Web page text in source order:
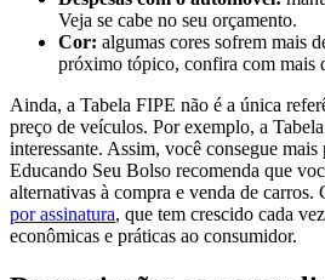
Veja se cabe no seu orçamento.
Cor: algumas cores sofrem mais
próximo tópico, confira com mais
Ainda, a Tabela FIPE não é a única
preço de veículos. Por exemplo, a
interessante. Assim, você consegue
Educando Seu Bolso recomenda que
alternativas à compra e venda de carros.
por assinatura, que tem crescido cada
econômicas e práticas ao consumidor.